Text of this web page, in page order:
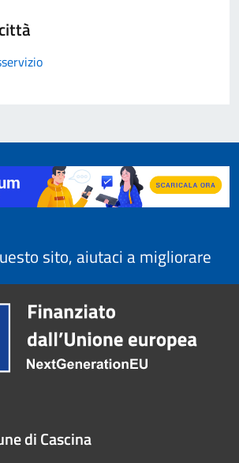
sito, aiutaci a migliorare
di Cascina